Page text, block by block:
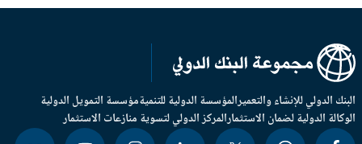
الدولي للإنشاء والتعميرالمؤسسة الدولية للتنميةمؤسسة التمويل الدولية
الدولية لضمان الاستثمارالمركز الدولي لتسوية منازعات الاستثمار